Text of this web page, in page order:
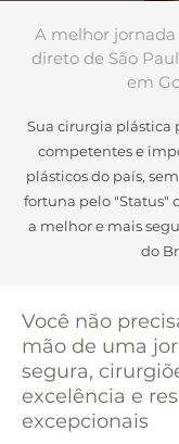
A melhor
direto de São
em
Sua cirurgia plástica
competentes e
plásticos do país,
fortuna pelo "Status"
a melhor e mais
do
Você não
mão de uma
segura,
excelência e
excepcionais